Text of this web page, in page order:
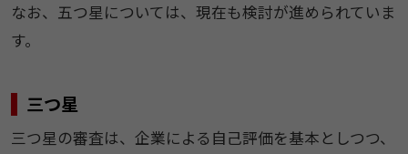
なお、五つ星については、現在も検討が進められていま
す。
三つ星
三つ星の審査は、企業による自己評価を基本としつつ、